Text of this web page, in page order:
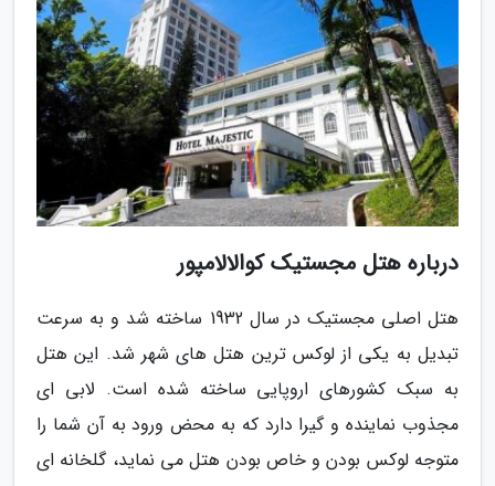
درباره هتل مجستیک کوالالامپور
هتل اصلی مجستیک در سال 1932 ساخته شد و به سرعت
تبدیل به یکی از لوکس ترین هتل های شهر شد. این هتل
به سبک کشورهای اروپایی ساخته شده است. لابی ای
مجذوب نماینده و گیرا دارد که به محض ورود به آن شما را
متوجه لوکس بودن و خاص بودن هتل می نماید، گلخانه ای